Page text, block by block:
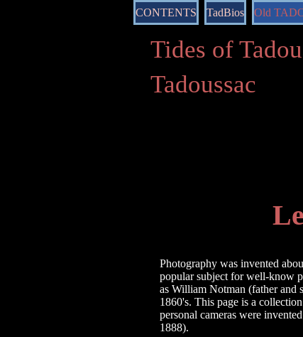
CONTENTS TadBios Old
Tides of
Tadoussac
Photography was invented
popular subject for well-know
as William Notman (father and
1860's. This page is a
personal cameras were
1888).